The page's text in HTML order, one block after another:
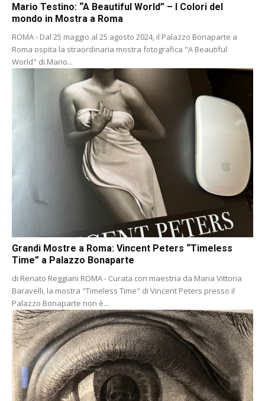
Mario Testino: “A Beautiful World” – I Colori del
mondo in Mostra a Roma
ROMA - Dal 25 maggio al 25 agosto 2024, il Palazzo Bonaparte a
Roma ospita la straordinaria mostra fotografica "A Beautiful
World" di Mario...
Grandi Mostre a Roma: Vincent Peters “Timeless
Time” a Palazzo Bonaparte
di Renato Reggiani ROMA - Curata con maestria da Maria Vittoria
Baravelli, la mostra "Timeless Time" di Vincent Peters presso il
Palazzo Bonaparte non è...